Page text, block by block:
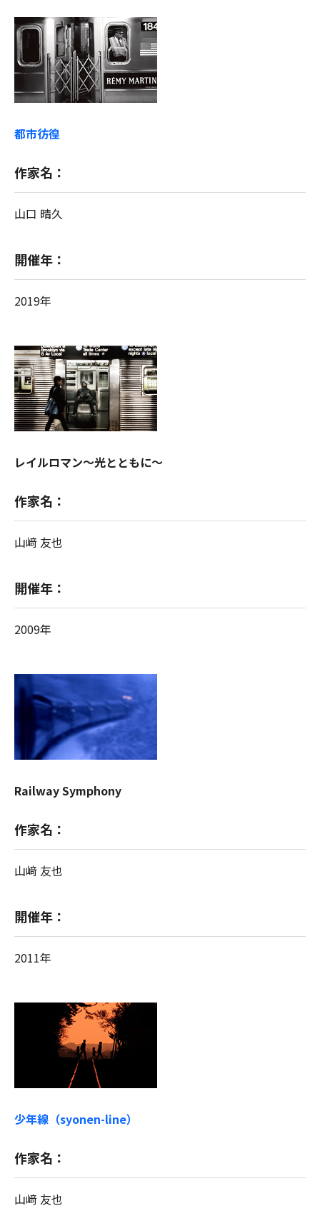
都市彷徨
作家名：
山口 晴久
開催年：
2019年
レイルロマン～光とともに～
作家名：
山﨑 友也
開催年：
2009年
Railway Symphony
作家名：
山﨑 友也
開催年：
2011年
少年線（syonen-line）
作家名：
山﨑 友也